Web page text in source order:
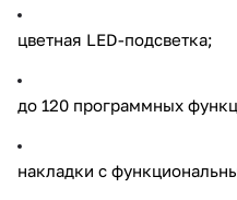
цветная LED-подсветка;
до 120 программных
накладки с